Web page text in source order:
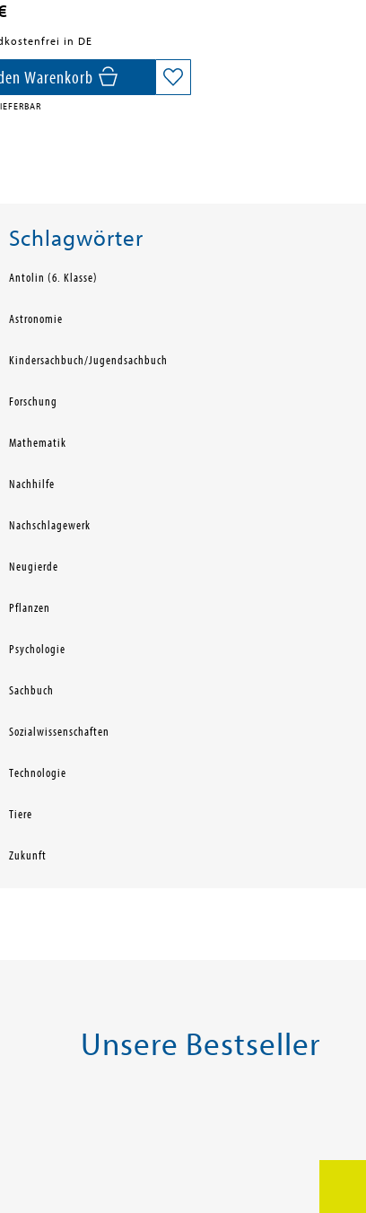
in DE
Warenkorb
Schlagwörter
Antolin (6. Klasse)
Astronomie
Kindersachbuch/Jugendsachbuch
Forschung
Mathematik
Nachhilfe
Nachschlagewerk
Neugierde
Pflanzen
Psychologie
Sachbuch
Sozialwissenschaften
Technologie
Tiere
Zukunft
Unsere Bestseller